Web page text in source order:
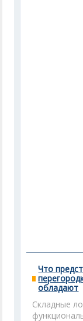
Что
обладают
Складные